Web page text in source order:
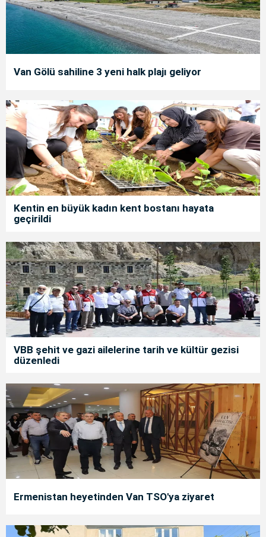
Van Gölü sahiline 3 yeni halk plajı geliyor
Kentin en büyük kadın kent bostanı hayata
geçirildi
VBB şehit ve gazi ailelerine tarih ve kültür gezisi
düzenledi
Ermenistan heyetinden Van TSO'ya ziyaret